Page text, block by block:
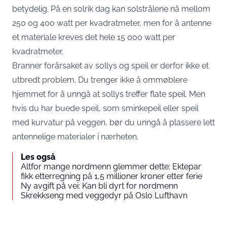
betydelig. På en solrik dag kan solstrålene nå mellom
250 og 400 watt per kvadratmeter, men for å antenne
et materiale kreves det hele 15 000 watt per
kvadratmeter.
Branner forårsaket av sollys og speil er derfor ikke et
utbredt problem. Du trenger ikke å ommøblere
hjemmet for å unngå at sollys treffer flate speil. Men
hvis du har buede speil, som sminkepeil eller speil
med kurvatur på veggen, bør du unngå å plassere lett
antennelige materialer i nærheten.
Les også
Altfor mange nordmenn glemmer dette: Ektepar
fikk etterregning på 1,5 millioner kroner etter ferie
Ny avgift på vei: Kan bli dyrt for nordmenn
Skrekkseng med veggedyr på Oslo Lufthavn